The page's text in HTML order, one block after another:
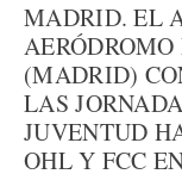
MADRID. EL
(MADRID)
LAS
JUVENTUD
OHL Y FCC